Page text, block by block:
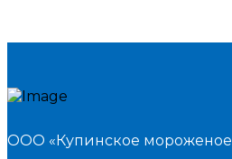
ООО «Купинское